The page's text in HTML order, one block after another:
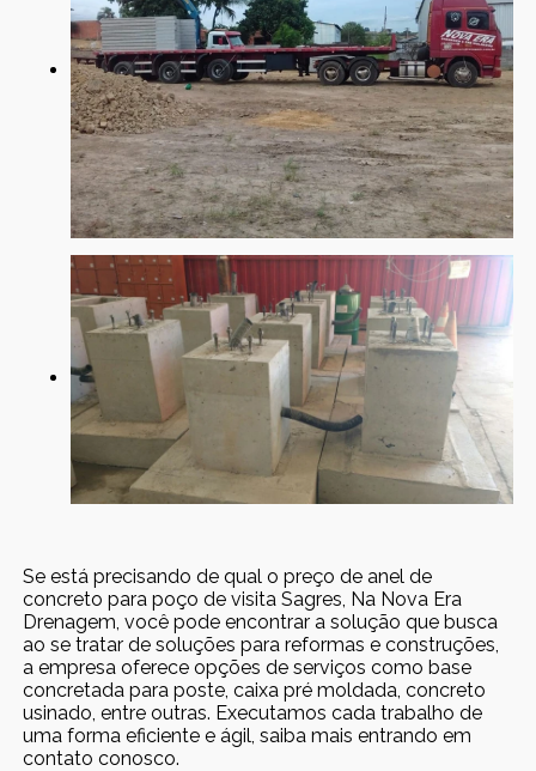
Se está precisando de qual o preço de anel de
concreto para poço de visita Sagres, Na Nova Era
Drenagem, você pode encontrar a solução que busca
ao se tratar de soluções para reformas e construções,
a empresa oferece opções de serviços como base
concretada para poste, caixa pré moldada, concreto
usinado, entre outras. Executamos cada trabalho de
uma forma eficiente e ágil, saiba mais entrando em
contato conosco.